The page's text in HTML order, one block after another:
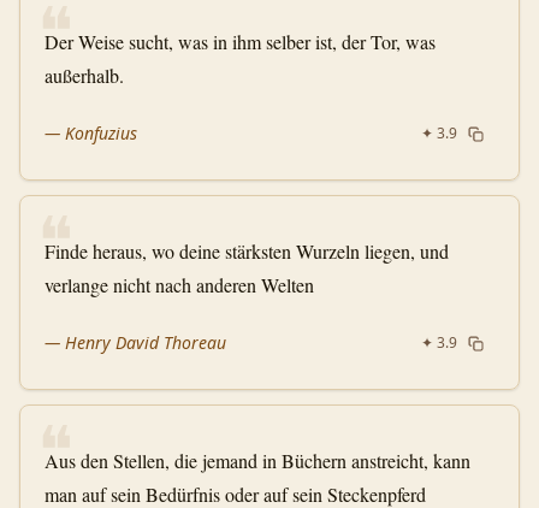
❝
Der Weise sucht, was in ihm selber ist, der Tor, was
außerhalb.
— Konfuzius ✦ 3.9
❝
Finde heraus, wo deine stärksten Wurzeln liegen, und
verlange nicht nach anderen Welten
— Henry David Thoreau ✦ 3.9
❝
Aus den Stellen, die jemand in Büchern anstreicht, kann
man auf sein Bedürfnis oder auf sein Steckenpferd